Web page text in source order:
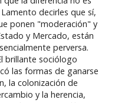
decirles que sí,
ponen "moderación" y
y Mercado, están
perversa.
brillante sociólogo
las formas de ganarse
la colonización de
y la herencia,